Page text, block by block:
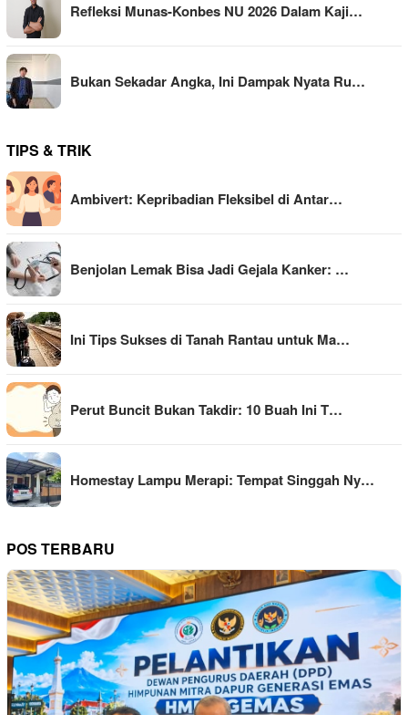
Refleksi Munas-Konbes NU 2026 Dalam Kaji…
Bukan Sekadar Angka, Ini Dampak Nyata Ru…
TIPS & TRIK
Ambivert: Kepribadian Fleksibel di Antar…
Benjolan Lemak Bisa Jadi Gejala Kanker: …
Ini Tips Sukses di Tanah Rantau untuk Ma…
Perut Buncit Bukan Takdir: 10 Buah Ini T…
Homestay Lampu Merapi: Tempat Singgah Ny…
POS TERBARU